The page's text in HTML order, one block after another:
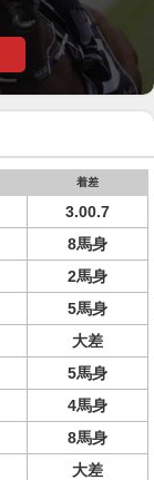
着差
3.00.7
8馬身
2馬身
5馬身
大差
5馬身
4馬身
8馬身
大差